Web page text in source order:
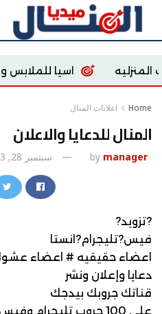
اسيا للملابس
Home اعلانات المنال
المنال للدعايا والاعلان
by manager سبتمبر 28, 2023
?تزويد?
فيس?تليجرام?انستا
اعضاء حقيقيه # اعضاء
دعايا وإعلان ونشر
قناتك جروبك بيدجك
على 100 جروب تليجرام وفيس على مدار 24 ساعه